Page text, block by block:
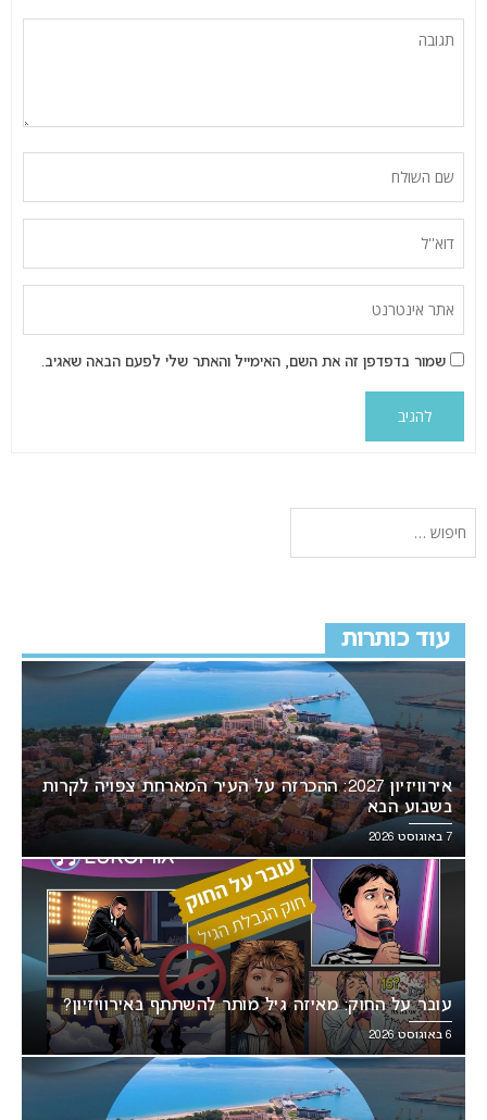
שמור בדפדפן זה את השם, האימייל והאתר שלי לפעם הבאה שאגיב.
עוד כותרות
אירוויזיון 2027: ההכרזה על העיר המארחת צפויה לקרות
בשבוע הבא
7 באוגוסט 2026
עובר על החוק: מאיזה גיל מותר להשתתף באירוויזיון?
6 באוגוסט 2026